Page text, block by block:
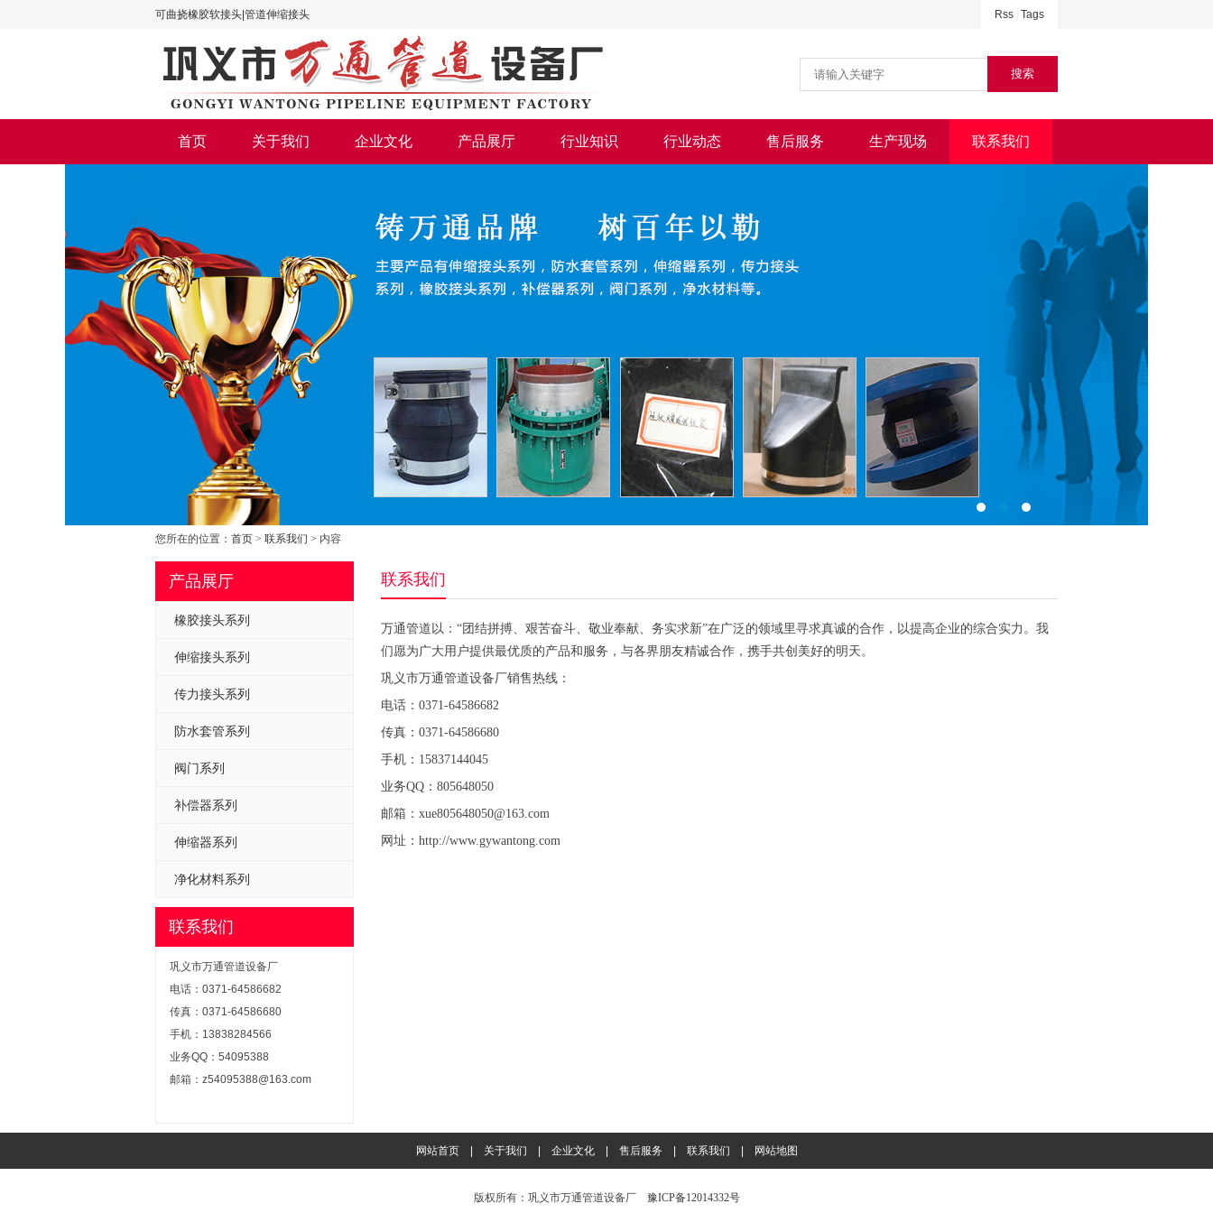
Rss Tags
可曲挠橡胶软接头|管道伸缩接头
首页 关于我们 企业文化 产品展厅 行业知识 行业动态 售后服务 生产现场 联系我们
您所在的位置： 首页 > 联系我们 > 内容
产品展厅
橡胶接头系列
伸缩接头系列
传力接头系列
防水套管系列
阀门系列
补偿器系列
伸缩器系列
净化材料系列
联系我们
巩义市万通管道设备厂
电话：0371-64586682
传真：0371-64586680
手机：13838284566
业务QQ：54095388
邮箱：z54095388@163.com
联系我们
万通管道以：“团结拼搏、艰苦奋斗、敬业奉献、务实求新”在广泛的领域里寻求真诚的合作，以提高企业的综合实力。我
们愿为广大用户提供最优质的产品和服务，与各界朋友精诚合作，携手共创美好的明天。
巩义市万通管道设备厂销售热线：
电话：0371-64586682
传真：0371-64586680
手机：15837144045
业务QQ：805648050
邮箱：xue805648050@163.com
网址：http://www.gywantong.com
网站首页| 关于我们 企业文化| 售后服务 联系我们 网站地图
版权所有：巩义市万通管道设备厂 豫ICP备12014332号